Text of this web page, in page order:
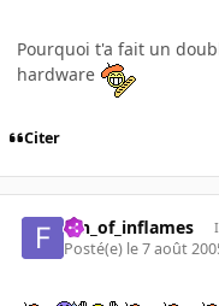
Pourquoi t'a fait un
hardware
Citer
fan_of_inflames
Posté(e) le 7 août